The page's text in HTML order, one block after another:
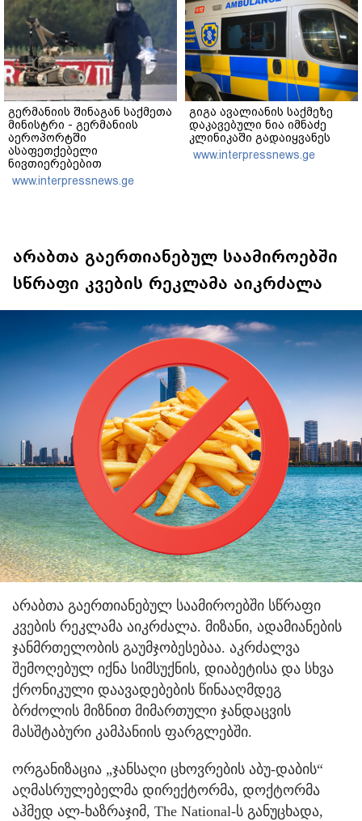
გერმანიის შინაგან საქმეთა
მინისტრი - გერმანიის
აეროპორტში
ასაფეთქებელი
ნივთიერებებით
დატვირთული დრონის
აღმოჩენა საფრთხის ახალ
www.interpressnews.ge
გიგა ავალიანის საქმეზე
დაკავებული ნია იმნაძე
კლინიკაში გადაიყვანეს
www.interpressnews.ge
არაბთა გაერთიანებულ საამიროებში
სწრაფი კვების რეკლამა აიკრძალა
არაბთა გაერთიანებულ საამიროებში სწრაფი
კვების რეკლამა აიკრძალა. მიზანი, ადამიანების
ჯანმრთელობის გაუმჯობესებაა. აკრძალვა
შემოღებულ იქნა სიმსუქნის, დიაბეტისა და სხვა
ქრონიკული დაავადებების წინააღმდეგ
ბრძოლის მიზნით მიმართული ჯანდაცვის
მასშტაბური კამპანიის ფარგლებში.
ორგანიზაცია „ჯანსაღი ცხოვრების აბუ-დაბის“
აღმასრულებელმა დირექტორმა, დოქტორმა
აჰმედ ალ-ხაზრაჯიმ, The National-ს განუცხადა,